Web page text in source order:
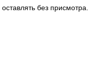
без присмотра.